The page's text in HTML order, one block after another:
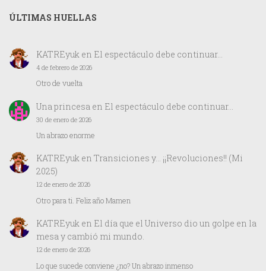
ÚLTIMAS HUELLAS
KATREyuken El espectáculo debe continuar…
4 de febrero de 2026
Otro de vuelta
Una princesa en El espectáculo debe continuar…
30 de enero de 2026
Un abrazo enorme
KATREyuken Transiciones y… ¡¡Revoluciones!! (Mi
2025)
12 de enero de 2026
Otro para ti. Feliz año Mamen
KATREyuken El día que el Universo dio un golpe en la
mesa y cambió mi mundo.
12 de enero de 2026
Lo que sucede conviene ¿no? Un abrazo inmenso